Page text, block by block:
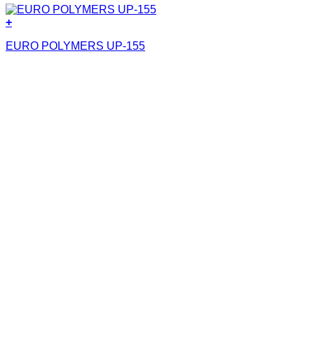
+
EURO POLYMERS UP-155